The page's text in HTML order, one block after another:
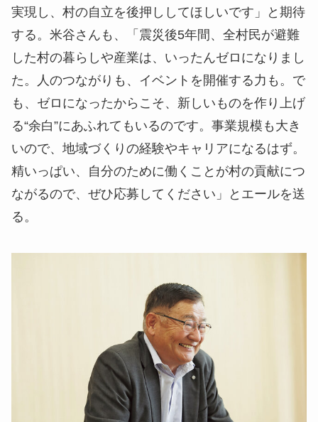
実現し、村の自立を後押ししてほしいです」と期待
する。米谷さんも、「震災後5年間、全村民が避難
した村の暮らしや産業は、いったんゼロになりまし
た。人のつながりも、イベントを開催する力も。で
も、ゼロになったからこそ、新しいものを作り上げ
る“余白”にあふれてもいるのです。事業規模も大き
いので、地域づくりの経験やキャリアになるはず。
精いっぱい、自分のために働くことが村の貢献につ
ながるので、ぜひ応募してください」とエールを送
る。